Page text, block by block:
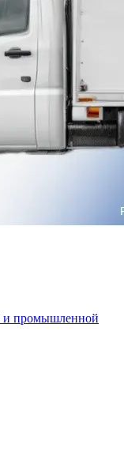
и промышленной